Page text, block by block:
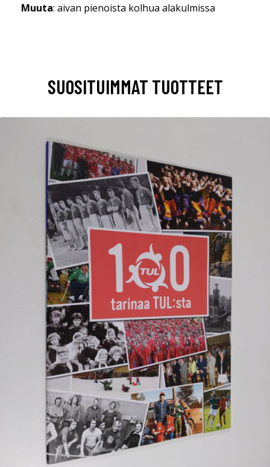
Muuta: aivan pienoista kolhua alakulmissa
SUOSITUIMMAT TUOTTEET